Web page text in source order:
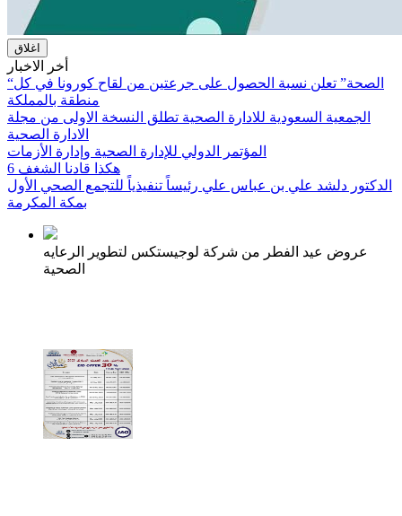
اغلاق
أخر الاخبار
“الصحة” تعلن نسبة الحصول على جرعتين من لقاح كورونا في كل
منطقة بالمملكة
الجمعية السعودية للادارة الصحية تطلق النسخة الاولى من مجلة
الادارة الصحية
المؤتمر الدولي للإدارة الصحية وإدارة الأزمات
هكذا قادنا الشغف 6
الدكتور دلشد علي بن عباس علي رئيساً تنفيذياً للتجمع الصحي الأول
بمكة المكرمة
عروض عيد الفطر من شركة لوجيستكس لتطوير الرعايه
الصحية